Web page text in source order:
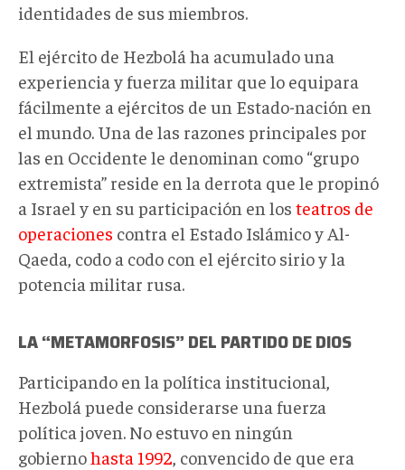
identidades de sus miembros.
El ejército de Hezbolá ha acumulado una
experiencia y fuerza militar que lo equipara
fácilmente a ejércitos de un Estado-nación en
el mundo. Una de las razones principales por
las en Occidente le denominan como “grupo
extremista” reside en la derrota que le propinó
a Israel y en su participación en los teatros de
operaciones contra el Estado Islámico y Al-
Qaeda, codo a codo con el ejército sirio y la
potencia militar rusa.
LA “METAMORFOSIS” DEL PARTIDO DE DIOS
Participando en la política institucional,
Hezbolá puede considerarse una fuerza
política joven. No estuvo en ningún
gobiernohasta 1992, convencido de que era